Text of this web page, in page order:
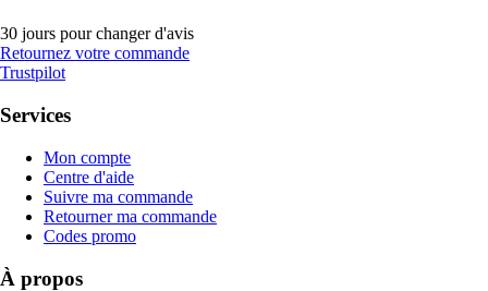
30 jours pour changer d'avis
Retournez votre commande
Trustpilot
Services
Mon compte
Centre d'aide
Suivre ma commande
Retourner ma commande
Codes promo
À propos